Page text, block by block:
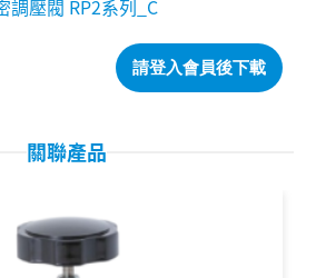
調壓閥 RP2系列_C
請登入會員後下載
關聯產品